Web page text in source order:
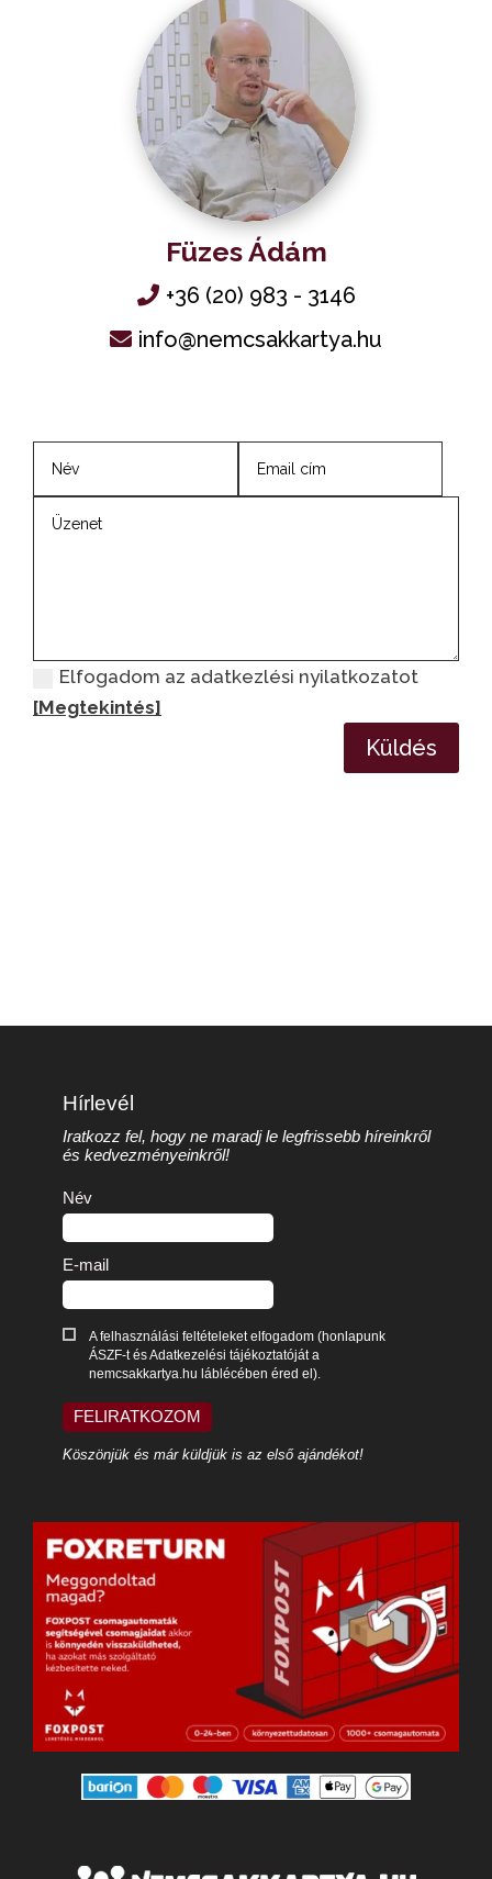
Füzes Ádám
+36 (20) 983 - 3146
info@nemcsakkartya.hu
Elfogadom az adatkezlési nyilatkozatot
[Megtekintés]
Küldés
Hírlevél
Iratkozz fel, hogy ne maradj le legfrissebb híreinkről
és kedvezményeinkről!
Név
E-mail
A felhasználási feltételeket elfogadom (honlapunk
ÁSZF-t és Adatkezelési tájékoztatóját a
nemcsakkartya.hu láblécében éred el).
FELIRATKOZOM
Köszönjük és már küldjük is az első ajándékot!